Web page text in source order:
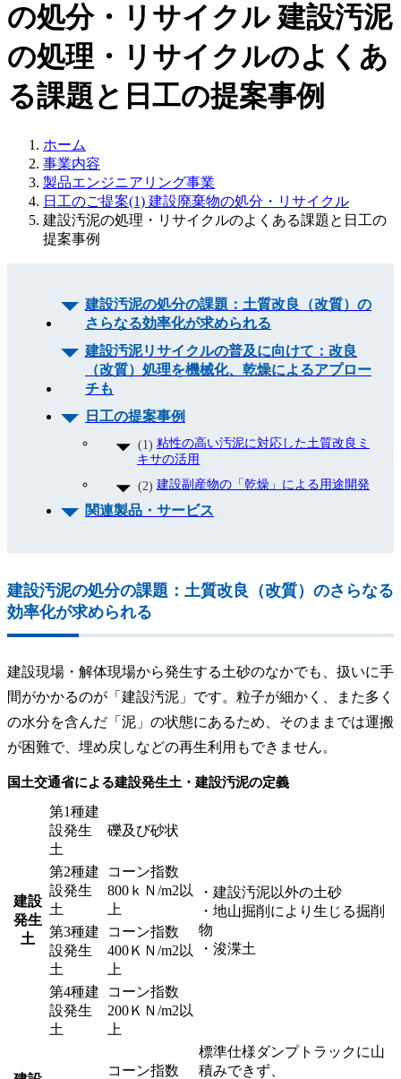
の処分・リサイクル 建設汚泥
の処理・リサイクルのよくあ
る課題と日工の提案事例
ホーム
事業内容
製品エンジニアリング事業
日工のご提案(1) 建設廃棄物の処分・リサイクル
建設汚泥の処理・リサイクルのよくある課題と日工の
提案事例
建設汚泥の処分の課題：土質改良（改質）の
さらなる効率化が求められる
建設汚泥リサイクルの普及に向けて：改良
（改質）処理を機械化、乾燥によるアプロー
チも
日工の提案事例
粘性の高い汚泥に対応した土質改良ミ
キサの活用
建設副産物の「乾燥」による用途開発
関連製品・サービス
建設汚泥の処分の課題：土質改良（改質）のさらなる
効率化が求められる
建設現場・解体現場から発生する土砂のなかでも、扱いに手
間がかかるのが「建設汚泥」です。粒子が細かく、また多く
の水分を含んだ「泥」の状態にあるため、そのままでは運搬
が困難で、埋め戻しなどの再生利用もできません。
国土交通省による建設発生土・建設汚泥の定義
建設
発生
土
第1種建
設発生
土
礫及び砂状
・建設汚泥以外の土砂
・地山掘削により生じる掘削
物
・浚渫土
第2種建
設発生
土
コーン指数
800ｋＮ/m2以
上
第3種建
設発生
土
コーン指数
400ＫＮ/m2以
上
第4種建
設発生
土
コーン指数
200ＫＮ/m2以
上
コーン指数
標準仕様ダンプトラックに山
積みできず、